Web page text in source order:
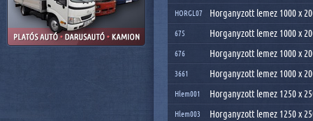
HORGL07 Horganyzott lemez 1000 x
675 Horganyzott lemez 1000 x
676 Horganyzott lemez 1000 x
3661 Horganyzott lemez 1000 x
Hlem001 Horganyzott lemez 1250 x
Hlem003 Horganyzott lemez 1250 x